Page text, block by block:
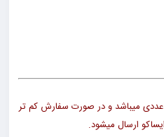
بسته بندی این محصول به صورت ۵ عددی میباشد و در صورت سفارش کم تر